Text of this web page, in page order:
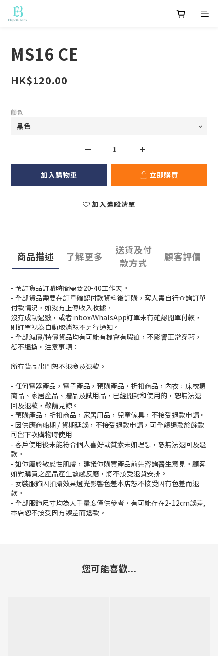
MS16 CE
HK$120.00
顏色
加入購物車 立即購買
加入追蹤清單
商品描述 了解更多
送貨及付
款方式
顧客評價
- 預訂貨品訂購時間需要20-40工作天。
- 全部貨品需要在訂單確認付款資料後訂購，客人需自行查詢訂單
付款情況，如沒有上傳收入收據，
沒有成功過數，或者inbox/WhatsApp訂單未有確認開單付款，
則訂單視為自動取消恕不另行通知。
- 全部減價/特價貨品均有可能有機會有瑕疵，不影響正常穿著，
恕不退換。注意事項：
所有貨品出門恕不退換及退款。
- 任何電器產品，電子產品，預購產品，折扣商品，內衣，床枕類
商品、家居產品、贈品及試用品，已經開封和使用的，恕無法退
回及退款，敬請見諒。
- 預購產品，折扣商品，家居用品，兒童傢具，不接受退款申請。
- 因供應商船期 / 貨期延誤，不接受退款申請，可全額退款於餘款
可留下次購物時使用
- 客戶使用後未能符合個人喜好或質素未如理想，恕無法退回及退
款。
- 如你屬於敏感性肌膚，建議你購買產品前先咨詢醫生意見。顧客
如對購買之產品產生敏感反應，將不接受退貨安排。
- 女裝服飾因拍攝效果燈光影響色差本店恕不接受因有色差而退
款。
- 全部服飾尺寸均為人手量度僅供參考，有可能存在2-12cm誤差,
本店恕不接受因有誤差而退款。
您可能喜歡...